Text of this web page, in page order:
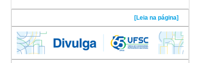
[Leia na página]